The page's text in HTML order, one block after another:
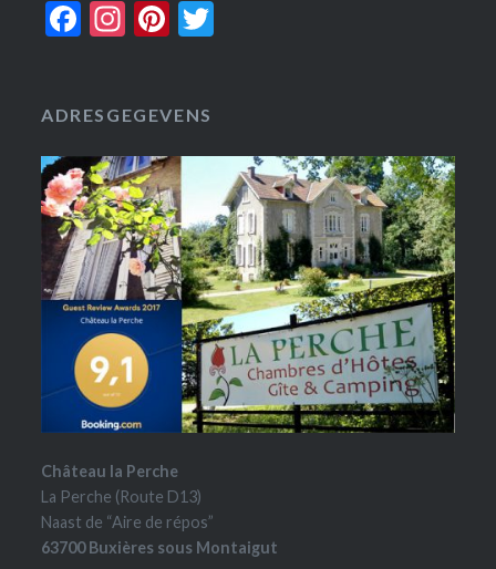
Facebook
Instagram
Pinterest
ADRESGEGEVENS
Château la Perche
La Perche (Route D13)
Naast de “Aire de répos”
63700 Buxières sous Montaigut